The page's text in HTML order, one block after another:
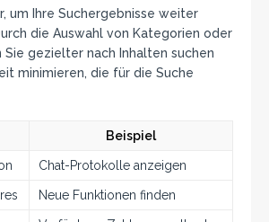
um Ihre Suchergebnisse weiter
die Auswahl von Kategorien oder
Sie gezielter nach Inhalten suchen
minimieren, die für die Suche
Beispiel
Chat-Protokolle anzeigen
Neue Funktionen finden